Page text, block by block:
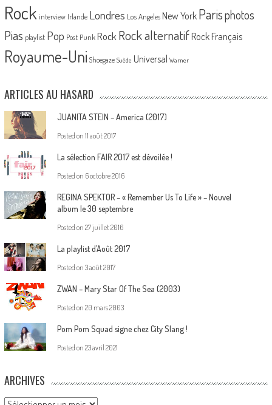
Rock interview Irlande Londres Los Angeles New York Parisphotos
Pias playlist Pop Post Punk Rock Rock alternatif Rock Français
Royaume-Uni Shoegaze Suède Universal Warner
ARTICLES AU HASARD
JUANITA STEIN – America (2017)
Posted on 11 août 2017
La sélection FAIR 2017 est dévoilée !
Posted on 6 octobre 2016
REGINA SPEKTOR – « Remember Us To Life » – Nouvel
album le 30 septembre
Posted on 27 juillet 2016
La playlist d’Août 2017
Posted on 3 août 2017
ZWAN – Mary Star Of The Sea (2003)
Posted on 20 mars 2003
Pom Pom Squad signe chez City Slang !
Posted on 23 avril 2021
ARCHIVES
Archives